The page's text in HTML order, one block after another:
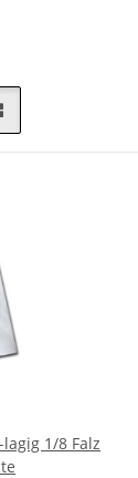
1/8 Falz